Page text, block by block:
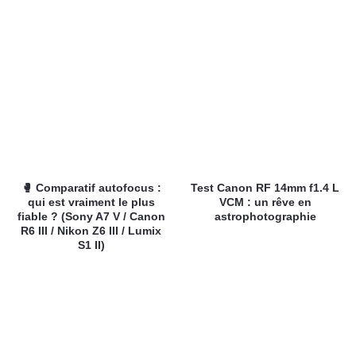
🥊 Comparatif autofocus :
qui est vraiment le plus
fiable ? (Sony A7 V / Canon
R6 III / Nikon Z6 III / Lumix
S1 II)
Test Canon RF 14mm f1.4 L
VCM : un rêve en
astrophotographie